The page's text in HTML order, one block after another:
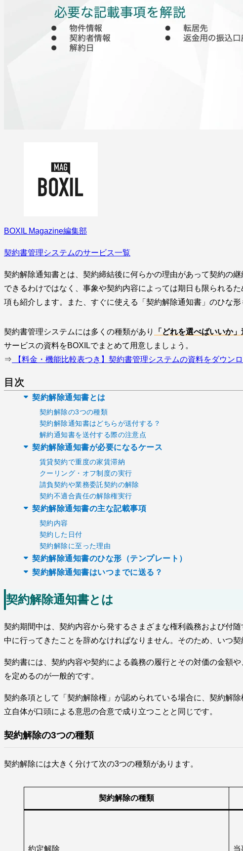
BOXIL Magazine編集部
契約書管理システムのサービス一覧
契約解除通知書とは、契約締結後に何らかの理由があって契約の
できるわけではなく、事象や契約内容によっては期日も限られる
項も紹介します。また、すぐに使える「契約解除通知書」のひな形
契約書管理システムには多くの種類があり 「どれを選べばいいか」
サービスの資料をBOXILでまとめて用意しましょう。
⇒ 【料金・機能比較表つき】契約書管理システムの資料をダウンロ
目次
契約解除通知書とは
契約解除の3つの種類
契約解除通知書はどちらが送付する？
解約通知書を送付する際の注意点
契約解除通知書が必要になるケース
賃貸契約で重度の家賃滞納
クーリング・オフ制度の実行
請負契約や業務委託契約の解除
契約不適合責任の解除権実行
契約解除通知書の主な記載事項
契約内容
契約した日付
契約解除に至った理由
契約解除通知書のひな形（テンプレート）
契約解除通知書はいつまでに送る？
契約解除通知書とは
契約期間中は、契約内容から発するさまざまな権利義務および付
中に行ってきたことを辞めなければなりません。そのため、いつ
契約書には、契約内容や契約による義務の履行とその対価の金額
を定めるのが一般的です。
契約条項として「契約解除権」が認められている場合に、契約解
立自体が口頭による意思の合意で成り立つことと同じです。
契約解除の3つの種類
契約解除には大きく分けて次の3つの種類があります。
契約解除の種類
約定解除 当